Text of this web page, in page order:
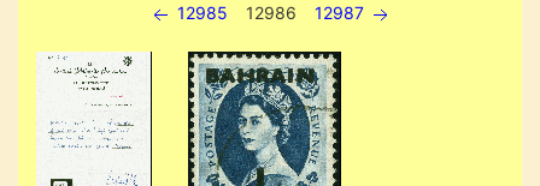
12985
12986 12987